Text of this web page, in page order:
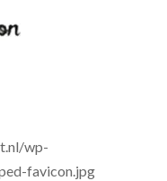
wp-
favicon.jpg